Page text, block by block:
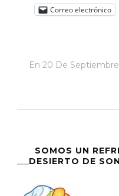
Correo electrónico
En 20 De
SOMOS UN
DESIERTO DE